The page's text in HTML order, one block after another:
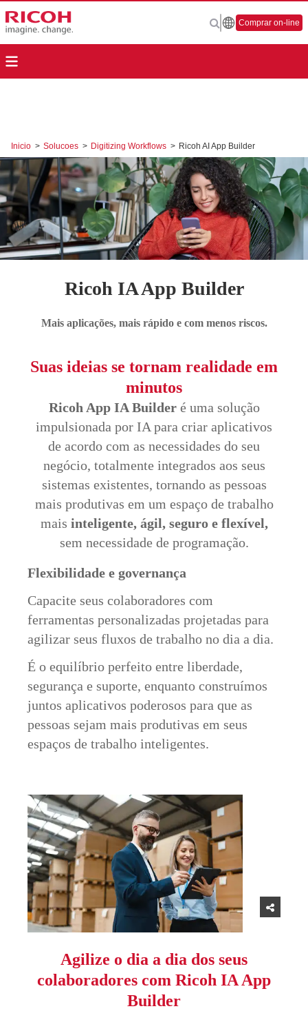
Comprar on-line
Inicio > Solucoes > Digitizing Workflows > Ricoh AI App Builder
Ricoh IA App Builder
Mais aplicações, mais rápido e com menos riscos.
Suas ideias se tornam realidade em
minutos
Ricoh App IA Builderé uma solução
impulsionada por IA para criar aplicativos
de acordo com as necessidades do seu
negócio, totalmente integrados aos seus
sistemas existentes, tornando as pessoas
mais produtivas em um espaço de trabalho
mais inteligente, ágil, seguro e flexível,
sem necessidade de programação.
Flexibilidade e governança
Capacite seus colaboradores com
ferramentas personalizadas projetadas para
agilizar seus fluxos de trabalho no dia a dia.
É o equilíbrio perfeito entre liberdade,
segurança e suporte, enquanto construímos
juntos aplicativos poderosos para que as
pessoas sejam mais produtivas em seus
espaços de trabalho inteligentes.
Agilize o dia a dia dos seus
colaboradores com Ricoh IA App
Builder